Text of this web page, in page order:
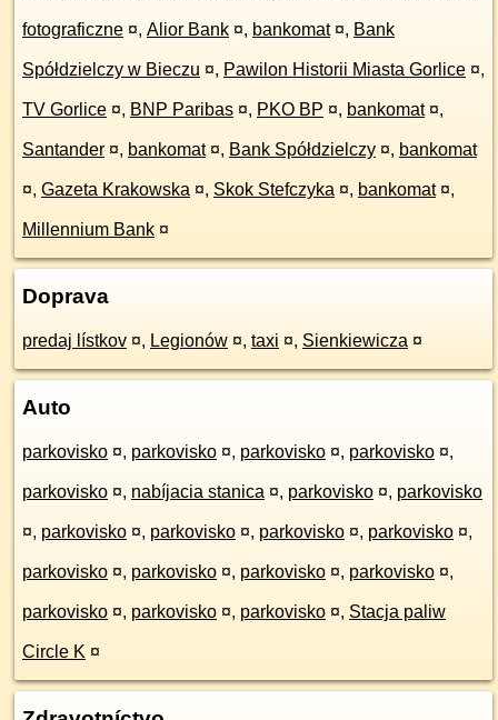
fotograficzne ¤, Alior Bank ¤, bankomat ¤, Bank
Spółdzielczy w Bieczu ¤, Pawilon Historii Miasta Gorlice ¤,
TV Gorlice ¤, BNP Paribas ¤, PKO BP ¤, bankomat ¤,
Santander ¤, bankomat ¤, Bank Spółdzielczy ¤, bankomat
¤, Gazeta Krakowska ¤, Skok Stefczyka ¤, bankomat ¤,
Millennium Bank ¤
Doprava
predaj lístkov ¤, Legionów ¤, taxi ¤, Sienkiewicza ¤
Auto
parkovisko ¤, parkovisko ¤, parkovisko ¤, parkovisko ¤,
parkovisko ¤, nabíjacia stanica ¤, parkovisko ¤, parkovisko
¤, parkovisko ¤, parkovisko ¤, parkovisko ¤, parkovisko ¤,
parkovisko ¤, parkovisko ¤, parkovisko ¤, parkovisko ¤,
parkovisko ¤, parkovisko ¤, parkovisko ¤, Stacja paliw
Circle K ¤